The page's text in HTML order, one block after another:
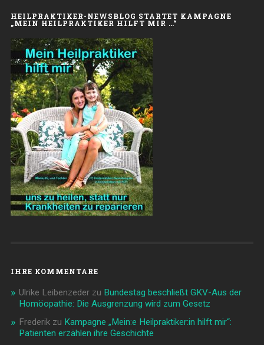
HEILPRAKTIKER-NEWSBLOG STARTET KAMPAGNE
„MEIN HEILPRAKTIKER HILFT MIR …“
IHRE KOMMENTARE
Ulrike Leibenzederzu Bundestag beschließt GKV-Aus der
Homöopathie: Die Ausgrenzung wird zum Gesetz
Frederikzu Kampagne „Mein:e Heilpraktiker:in hilft mir“:
Patienten erzählen ihre Geschichte